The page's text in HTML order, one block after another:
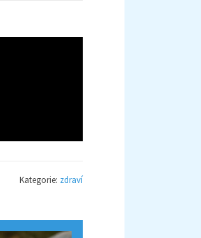
Kategorie: zdraví